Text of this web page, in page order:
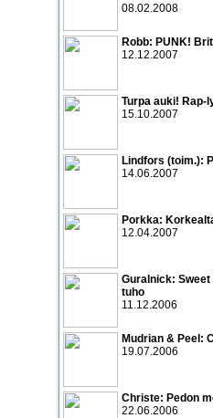
08.02.2008
Robb: PUNK!
12.12.2007
Turpa auki! Rap-
15.10.2007
Lindfors (toim.):
14.06.2007
Porkka:
12.04.2007
Guralnick: Sweet
tuho
11.12.2006
Mudrian & Peel:
19.07.2006
Christe: Pedon
22.06.2006